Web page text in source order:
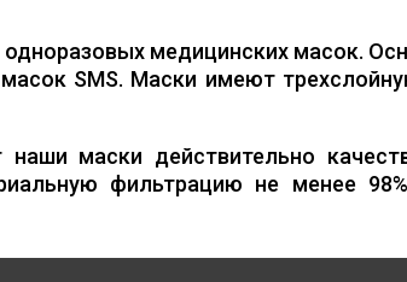
медицинских масок.
SMS. Маски имеют
маски действительно
фильтрацию не менее